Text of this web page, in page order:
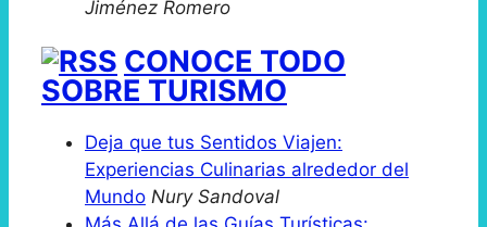
Jiménez Romero
CONOCE TODO
SOBRE TURISMO
Deja que tus Sentidos Viajen:
Experiencias Culinarias alrededor del
Mundo Nury Sandoval